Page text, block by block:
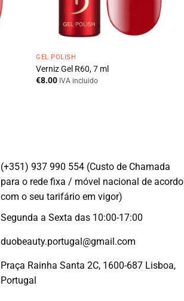
GEL POLISH
Verniz Gel R60, 7 ml
€8.00 IVA incluido
(+351) 937 990 554 (Custo de Chamada
para o rede fixa / móvel nacional de acordo
com o seu tarifário em vigor)
Segunda a Sexta das 10:00-17:00
duobeauty.portugal@gmail.com
Praça Rainha Santa 2C, 1600-687 Lisboa,
Portugal